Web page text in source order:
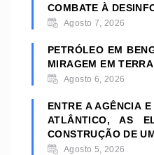
COMBATE À
Agosto 7, 2026
PETRÓLEO EM
MIRAGEM EM TERRA
Agosto 6, 2026
ENTRE A AGÊNCIA
ATLÂNTICO, AS
CONSTRUÇÃO DE
Agosto 5, 2026